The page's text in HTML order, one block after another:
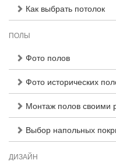
Как выбрать потолок
ПОЛЫ
Фото полов
Фото исторических
Монтаж полов своими
Выбор напольных
ДИЗАЙН